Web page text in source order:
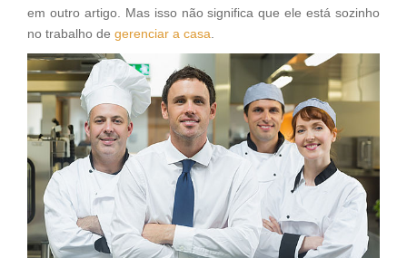
em outro artigo. Mas isso não significa que ele está sozinho
no trabalho de gerenciar a casa